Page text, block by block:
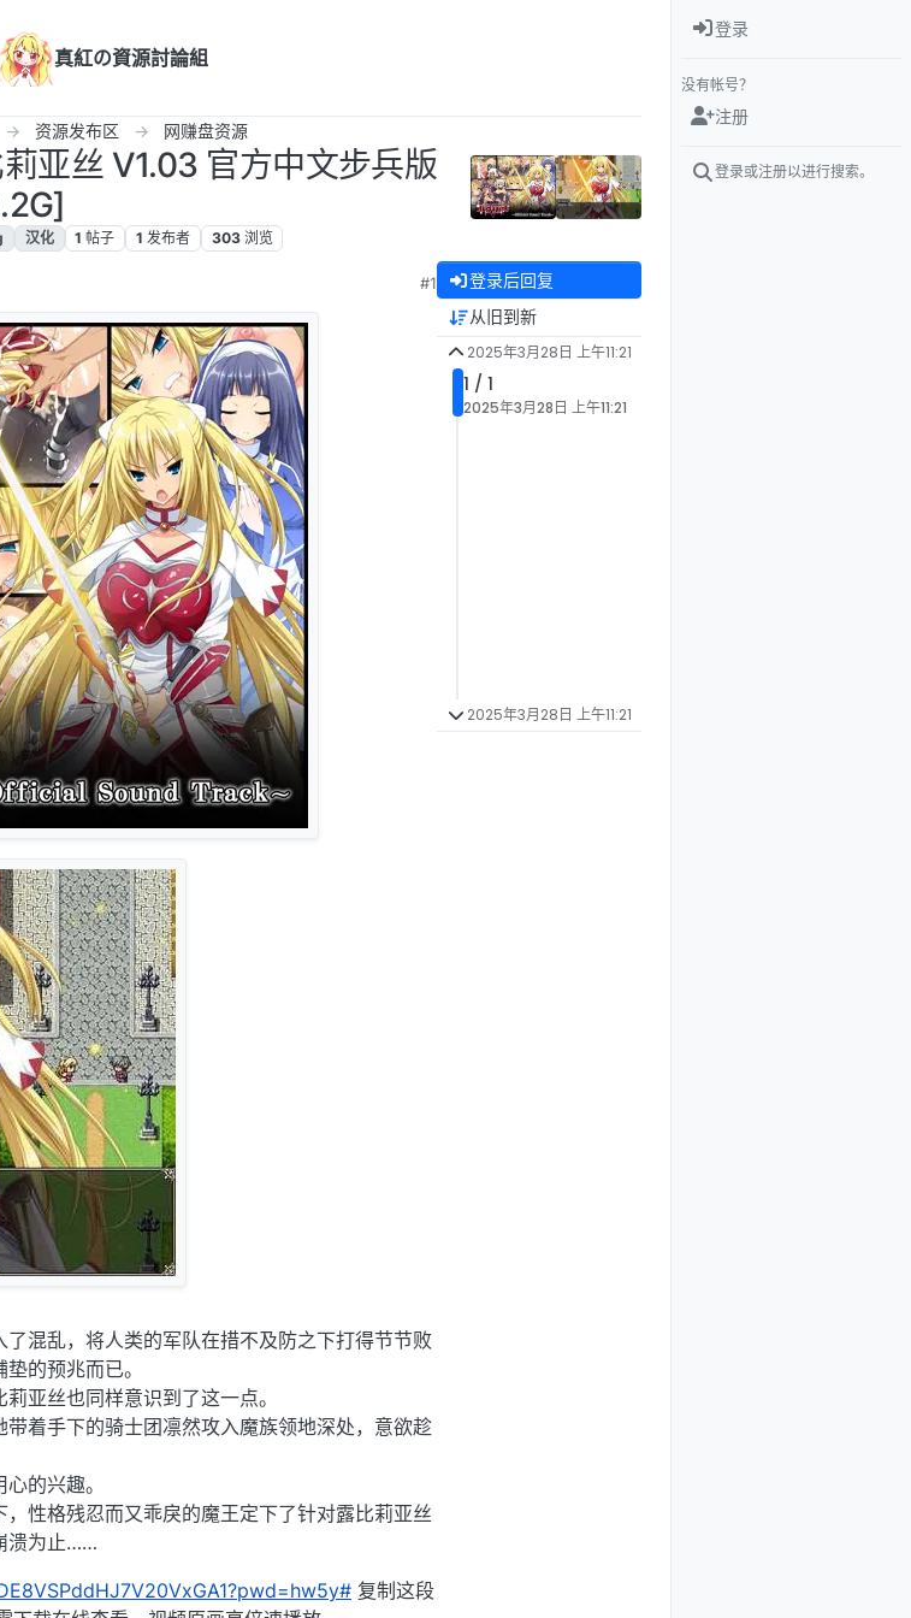
真紅の資源討論組
资源发布区 网赚盘资源
亚丝 V1.03 官方中文步兵版
汉化 1 帖子 1 发布者 303 浏览
#1
混乱，将人类的军队在措不及防之下打得节节败
的预兆而已。
亚丝也同样意识到了这一点。
着手下的骑士团凛然攻入魔族领地深处，意欲趁
的兴趣。
性格残忍而又乖戾的魔王定下了针对露比莉亚丝
溃为止……
复制这段
登录后回复
从旧到新
2025年3月28日 上午11:21
1 / 1
2025年3月28日 上午11:21
2025年3月28日 上午11:21
登录
没有帐号？
注册
登录或注册以进行搜索。